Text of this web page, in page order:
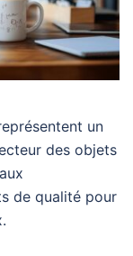
un
des objets
de qualité pour